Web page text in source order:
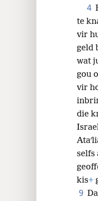
4
te
vir
geld
wat
gou
vir
die
selfs
kis+
9